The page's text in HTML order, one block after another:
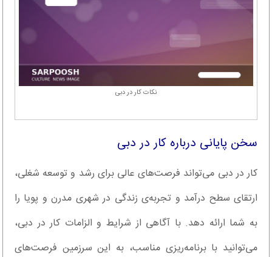
نکات کار در دبی
سخن پایانی درباره کار در دبی
کار در دبی می‌تواند فرصت‌های عالی برای رشد و توسعه شغلی،
ارتقای سطح درآمد و تجربه‌ی زندگی در شهری مدرن و پویا را
به شما ارائه دهد. با آگاهی از شرایط و الزامات کار در دبی،
می‌توانید با برنامه‌ریزی مناسب، به این سرزمین فرصت‌های